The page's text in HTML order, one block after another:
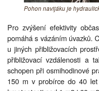
Pohon navijáku je
Pro zvýšení efektivity
pomáhá s vázáním úvazků.
u jiných přibližovacích
přibližovací vzdálenosti a
schopen při osmihodinové
150 m v probírce do 40